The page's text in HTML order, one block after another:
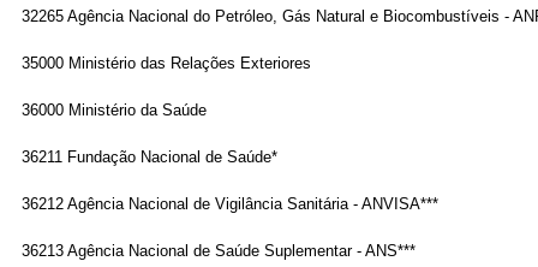
32265 Agência Nacional do Petróleo, Gás Natural e Biocombustíveis -
35000 Ministério das Relações Exteriores
36000 Ministério da Saúde
36211 Fundação Nacional de Saúde*
36212 Agência Nacional de Vigilância Sanitária - ANVISA***
36213 Agência Nacional de Saúde Suplementar - ANS***